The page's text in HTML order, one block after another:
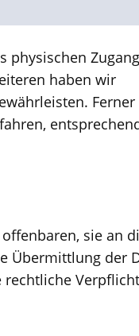
physischen
haben wir
Ferner
sie an
Übermittlung der
rechtliche